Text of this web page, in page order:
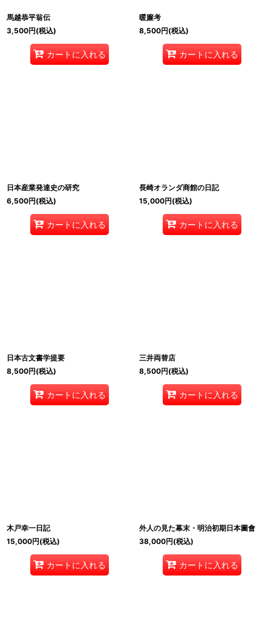
馬越恭平翁伝
3,500円(税込)
カートに入れる
暖簾考
8,500円(税込)
カートに入れる
日本産業発達史の研究
6,500円(税込)
カートに入れる
長崎オランダ商館の日記
15,000円(税込)
カートに入れる
日本古文書学提要
8,500円(税込)
カートに入れる
三井両替店
8,500円(税込)
カートに入れる
木戸幸一日記
15,000円(税込)
カートに入れる
外人の見た幕末・明治初期日本圖會
38,000円(税込)
カートに入れる